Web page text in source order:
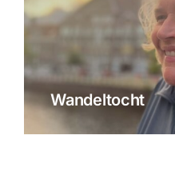
Wandeltocht